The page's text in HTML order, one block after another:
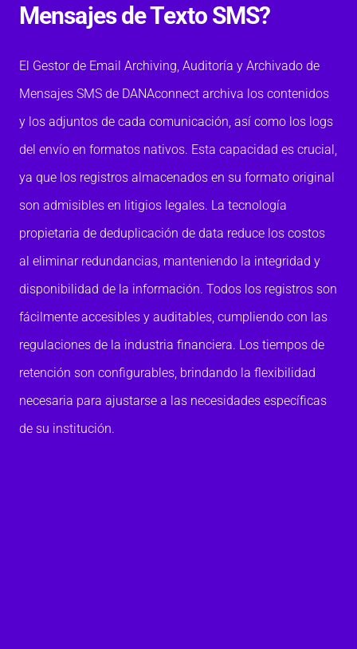
Mensajes de Texto SMS?
El Gestor de Email Archiving, Auditoría y Archivado de
Mensajes SMS de DANAconnect archiva los contenidos
y los adjuntos de cada comunicación, así como los logs
del envío en formatos nativos. Esta capacidad es crucial,
ya que los registros almacenados en su formato original
son admisibles en litigios legales. La tecnología
propietaria de deduplicación de data reduce los costos
al eliminar redundancias, manteniendo la integridad y
disponibilidad de la información. Todos los registros son
fácilmente accesibles y auditables, cumpliendo con las
regulaciones de la industria financiera. Los tiempos de
retención son configurables, brindando la flexibilidad
necesaria para ajustarse a las necesidades específicas
de su institución.